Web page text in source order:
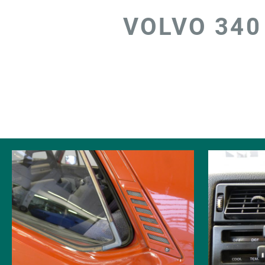
VOLVO